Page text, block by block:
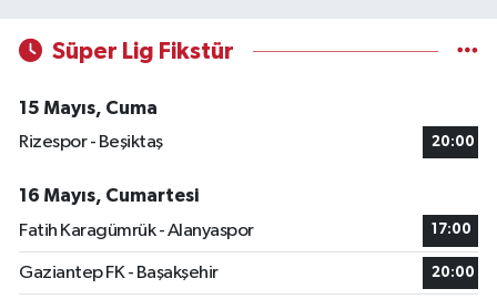
Süper Lig Fikstür
15 Mayıs, Cuma
Rizespor - Beşiktaş
20:00
16 Mayıs, Cumartesi
Fatih Karagümrük - Alanyaspor
17:00
Gaziantep FK - Başakşehir 20:00